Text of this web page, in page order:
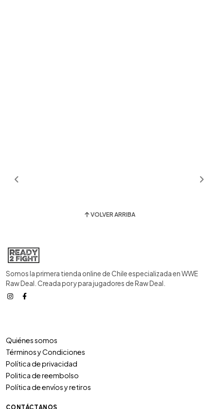
VOLVER ARRIBA
Somos la primera tienda online de Chile especializada en WWE
Raw Deal. Creada por y para jugadores de Raw Deal.
Quiénes somos
Términos y Condiciones
Política de privacidad
Politica de reembolso
Política de envíos y retiros
CONTÁCTANOS